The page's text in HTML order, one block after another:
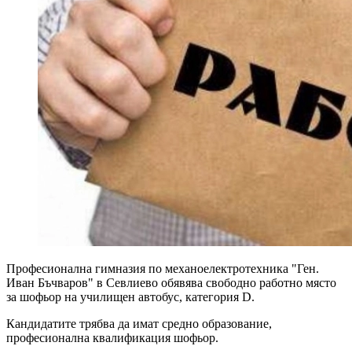
Професионална гимназия по механоелектротехника "Ген.
Иван Бъчваров" в Севлиево обявява свободно работно място
за шофьор на училищен автобус, категория D.
Кандидатите трябва да имат средно образование,
професионална квалификация шофьор.